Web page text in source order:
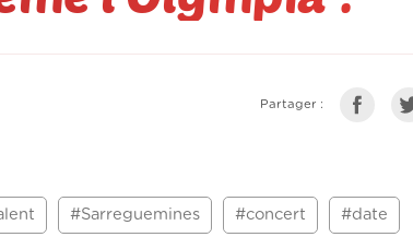
Partager :
#Sarreguemines #concert #date